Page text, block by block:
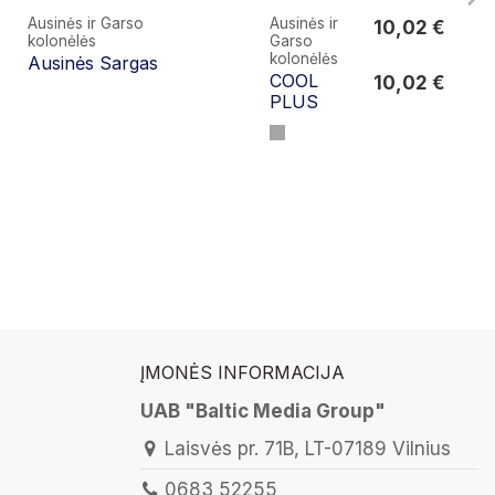
Ausinės ir Garso
kolonėlės
Ausinės Sargas
Ausinės ir
Garso
kolonėlės
COOL
PLUS
10,02 €
10,02 €
ĮMONĖS INFORMACIJA
UAB "Baltic Media Group"
Laisvės pr. 71B, LT-07189 Vilnius
0683 52255